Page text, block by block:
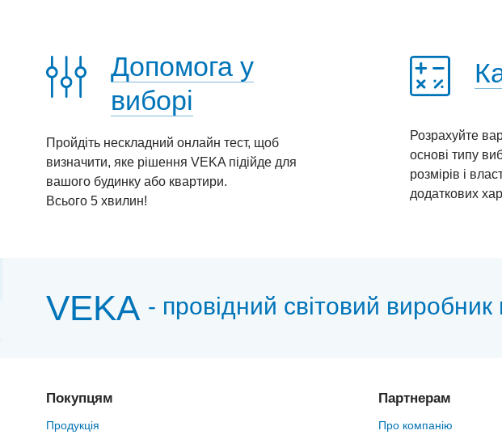
Допомога у
виборі
Пройдіть нескладний онлайн тест, щоб
визначити, яке рішення VEKA підійде для
вашого будинку або квартири.
Всього 5 хвилин!
Розрахуйте
основі типу
розмірів і
додаткових
VEKA - провідний світовий виробник
Покупцям
Продукція
Партнерам
Про компанію